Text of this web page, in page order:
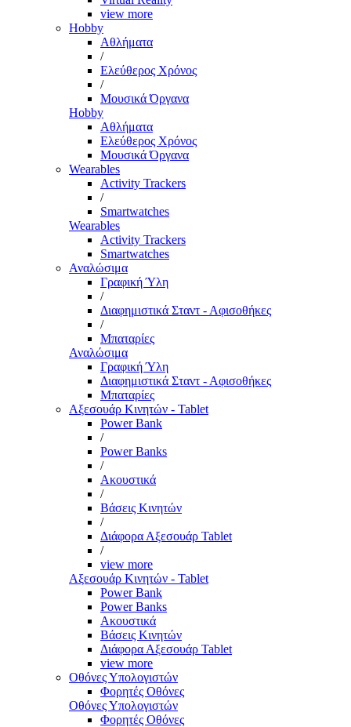
view more
Hobby
Αθλήματα
/
Ελεύθερος Χρόνος
/
Μουσικά Όργανα
Hobby
Αθλήματα
Ελεύθερος Χρόνος
Μουσικά Όργανα
Wearables
Activity Trackers
/
Smartwatches
Wearables
Activity Trackers
Smartwatches
Αναλώσιμα
Γραφική Ύλη
/
Διαφημιστικά Σταντ - Αφισοθήκες
/
Μπαταρίες
Αναλώσιμα
Γραφική Ύλη
Διαφημιστικά Σταντ - Αφισοθήκες
Μπαταρίες
Αξεσουάρ Κινητών - Tablet
Power Bank
/
Power Banks
/
Ακουστικά
/
Βάσεις Κινητών
/
Διάφορα Αξεσουάρ Tablet
/
view more
Αξεσουάρ Κινητών - Tablet
Power Bank
Power Banks
Ακουστικά
Βάσεις Κινητών
Διάφορα Αξεσουάρ Tablet
view more
Οθόνες Υπολογιστών
Φορητές Οθόνες
Οθόνες Υπολογιστών
Φορητές Οθόνες